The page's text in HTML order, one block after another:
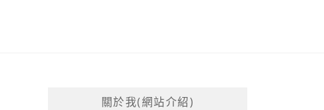
關於我(網站介紹)